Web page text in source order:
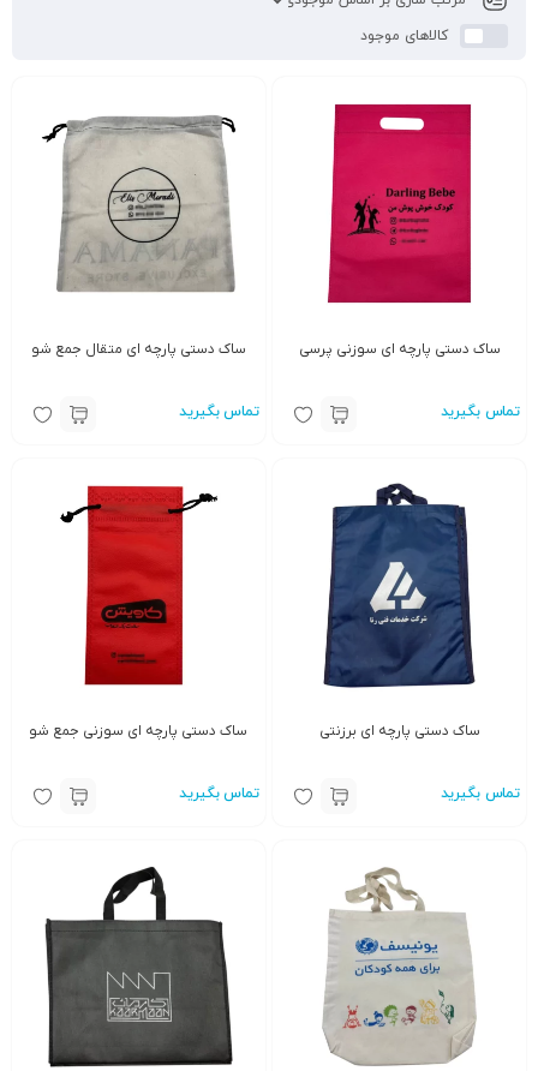
کالاهای موجود
ساک دستی پارچه ای سوزنی پرسی
تماس بگیرید
ساک دستی پارچه ای متقال جمع شو
تماس بگیرید
ساک دستی پارچه ای برزنتی
تماس بگیرید
ساک دستی پارچه ای سوزنی جمع شو
تماس بگیرید